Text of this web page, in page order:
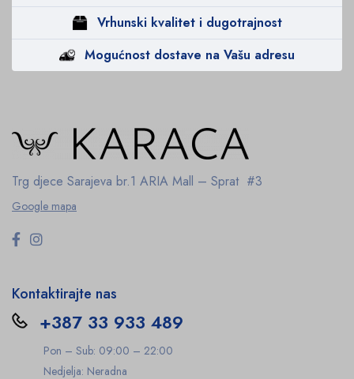
Vrhunski kvalitet i dugotrajnost
Mogućnost dostave na Vašu adresu
Trg djece Sarajeva br.1 ARIA Mall – Sprat #3
Google mapa
Kontaktirajte nas
+387 33 933 489
Pon – Sub: 09:00 – 22:00
Nedjelja: Neradna